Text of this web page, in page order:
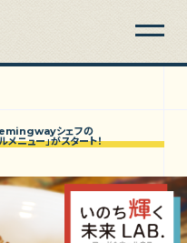
シェフの
ニュー」がスタート！